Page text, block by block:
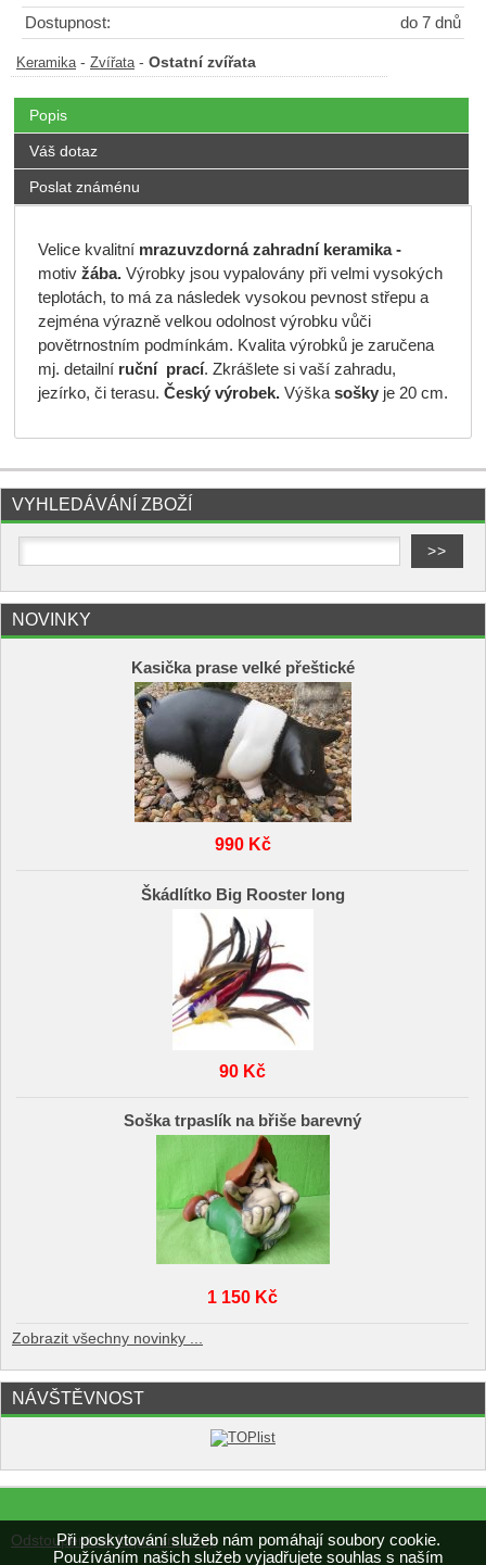
Dostupnost: do 7 dnů
Keramika - Zvířata - Ostatní zvířata
Popis
Váš dotaz
Poslat známénu
Velice kvalitní mrazuvzdorná zahradní keramika -
motivžába.Výrobky jsou vypalovány při velmi vysokých
teplotách, to má za následek vysokou pevnost střepu a
zejména výrazně velkou odolnost výrobku vůči
povětrnostním podmínkám. Kvalita výrobků je zaručena
mj. detailníruční prací. Zkrášlete si vaší zahradu,
jezírko, či terasu. Český výrobek.Výškasoškyje 20 cm.
VYHLEDÁVÁNÍ ZBOŽÍ
NOVINKY
Kasička prase velké přeštické
990 Kč
Škádlítko Big Rooster long
90 Kč
Soška trpaslík na břiše barevný
1 150 Kč
Zobrazit všechny novinky ...
NÁVŠTĚVNOST
Odstoupení od kupní smlouvy
Při poskytování služeb nám pomáhají soubory cookie.
Používáním našich služeb vyjadřujete souhlas s naším